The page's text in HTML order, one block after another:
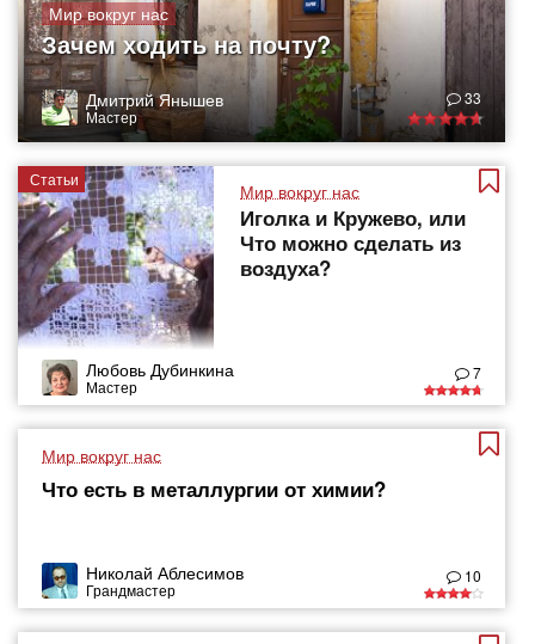
Мир вокруг нас
Зачем ходить на почту?
Дмитрий Янышев
Мастер
33
Статьи
Мир вокруг нас
Иголка и Кружево, или
Что можно сделать из
воздуха?
Любовь Дубинкина
Мастер
7
Мир вокруг нас
Что есть в металлургии от химии?
Николай Аблесимов
Грандмастер
10